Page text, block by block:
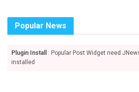
Popular News
Plugin Install
: Popular Post Widget need
installed